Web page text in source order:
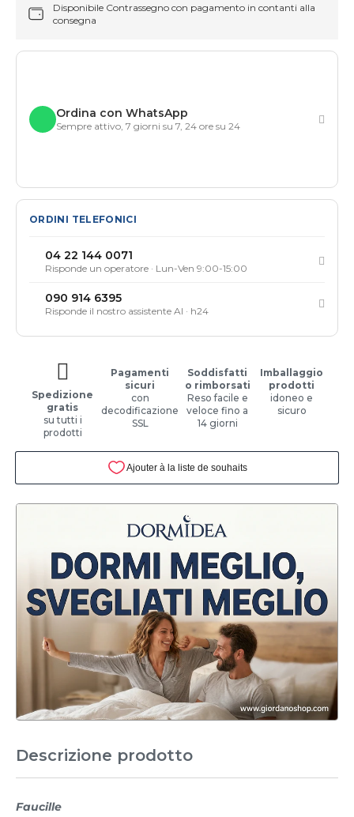
Disponibile Contrassegno con pagamento in contanti alla
consegna
Ordina con WhatsApp
Sempre attivo, 7 giorni su 7, 24 ore su 24
ORDINI TELEFONICI
04 22 144 0071
Risponde un operatore · Lun-Ven 9:00-15:00
090 914 6395
Risponde il nostro assistente AI · h24
Spedizione
gratis
su tutti i
prodotti
Pagamenti
sicuri
con
decodificazione
SSL
Soddisfatti
o rimborsati
Reso facile e
veloce fino a
14 giorni
Imballaggio
prodotti
idoneo e
sicuro
Descrizione prodotto
Faucille